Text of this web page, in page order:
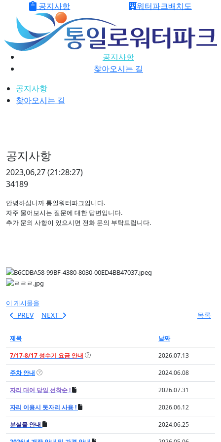
공지사항
워터파크배치도
메뉴 건너뛰기
공지사항
찾아오시는 길
공지사항
찾아오시는 길
공지사항
2023,06,27(21:28:27)
34189
안녕하십니까 통일워터파크입니다.
자주 물어보시는 질문에 대한 답변입니다.
추가 문의 사항이 있으시면 전화 문의 부탁드립니다.
이 게시물을
PREV NEXT 목록
제목 날짜
7/17-8/17 성수기 요금 안내 2026.07.13
주차 안내 2024.06.08
자리 대여 당일 선착순 ! 2026.07.31
자리 이용시 돗자리 사용 ! 2026.06.12
분실물 안내 2024.06.25